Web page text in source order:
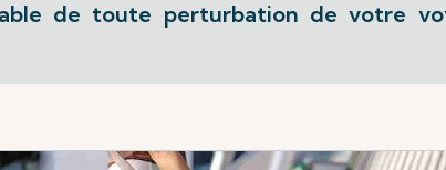
de toute perturbation de votre